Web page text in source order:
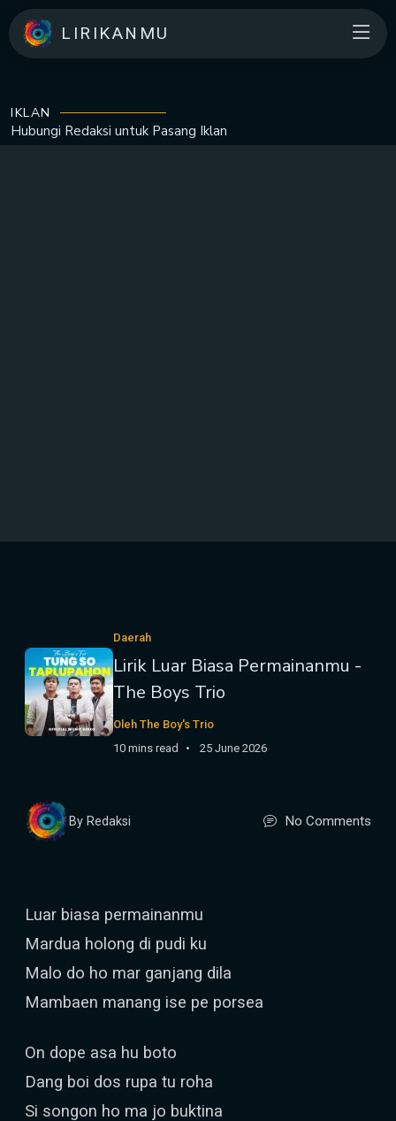
LIRIKANMU
IKLAN
Hubungi Redaksi untuk Pasang Iklan
Daerah
Lirik Luar Biasa Permainanmu -
The Boys Trio
Oleh The Boy's Trio
10 mins read
25 June 2026
By Redaksi No Comments
Luar biasa permainanmu
Mardua holong di pudi ku
Malo do ho mar ganjang dila
Mambaen manang ise pe porsea
On dope asa hu boto
Dang boi dos rupa tu roha
Si songon ho ma jo buktina